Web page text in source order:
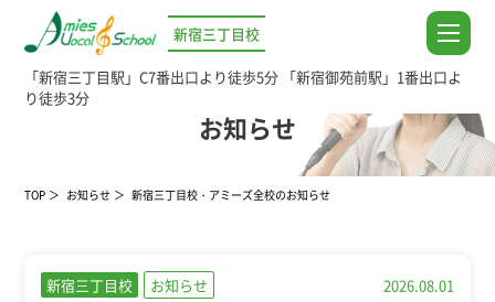
新宿三丁目校
「新宿三丁目駅」C7番出口より徒歩5分 「新宿御苑前駅」1番出口よ
り徒歩3分
お知らせ
TOP お知らせ 新宿三丁目校・アミーズ全校のお知らせ
新宿三丁目校 お知らせ 2026.08.01